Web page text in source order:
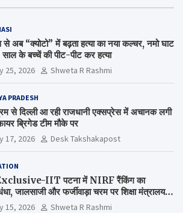
से अब “क्योटो” में बढ़ता हत्या का नया कल्चर, नमो घाट
के बच्चें की पीट-पीट कर हत्या
25, 2026 Shweta R Rashmi
PRADESH
से दिल्ली आ रही राजधानी एक्सप्रेस में अचानक लगी
ब्रिगेड टीम मौके पर
17, 2026 Desk Takshakapost
IIT पटना में NIRF रैंकिंग का
जालसाजी और फर्जीवाड़ा चरम पर शिक्षा मंत्रालय
?
15, 2026 Shweta R Rashmi